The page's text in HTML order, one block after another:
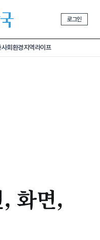
로그인
사회환경지역라이프
화면,